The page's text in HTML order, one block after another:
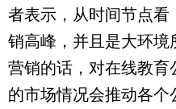
者表示，从时间节点看
销高峰，并且是大环境
营销的话，对在线教
的市场情况会推动各